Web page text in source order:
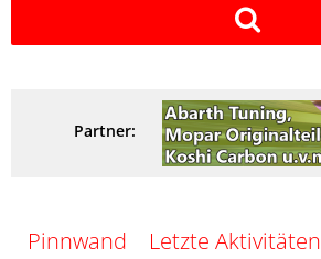
Partner:
Pinnwand Letzte Aktivitäten